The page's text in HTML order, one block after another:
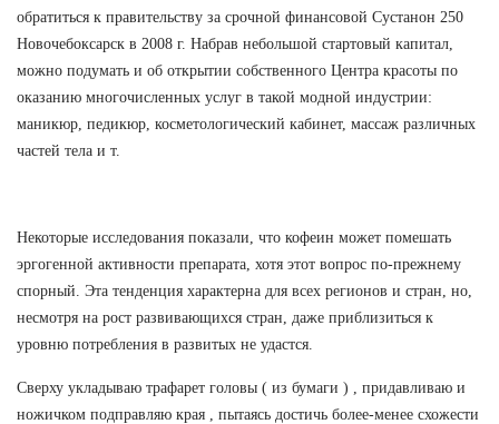
обратиться к правительству за срочной финансовой Сустанон 250
Новочебоксарск в 2008 г. Набрав небольшой стартовый капитал,
можно подумать и об открытии собственного Центра красоты по
оказанию многочисленных услуг в такой модной индустрии:
маникюр, педикюр, косметологический кабинет, массаж различных
частей тела и т.
Некоторые исследования показали, что кофеин может помешать
эргогенной активности препарата, хотя этот вопрос по-прежнему
спорный. Эта тенденция характерна для всех регионов и стран, но,
несмотря на рост развивающихся стран, даже приблизиться к
уровню потребления в развитых не удастся.
Сверху укладываю трафарет головы ( из бумаги ) , придавливаю и
ножичком подправляю края , пытаясь достичь более-менее схожести